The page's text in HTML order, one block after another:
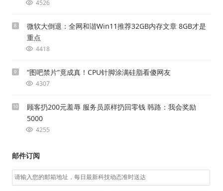
4526
8
微软大倒退：全网和谐Win11推荐32GB内存文章 8GB才是
重点
4418
9 “图吧禁片”竟成真！CPU针脚涂满硅脂看傻网友
4307
10
顾客扔200元羞辱 服务员原样扔回零钱 韩路：我会奖励
5000
4255
邮件订阅